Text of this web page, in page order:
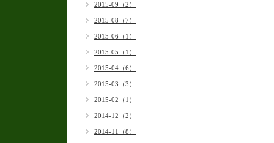
2015-09（2）
2015-08（7）
2015-06（1）
2015-05（1）
2015-04（6）
2015-03（3）
2015-02（1）
2014-12（2）
2014-11（8）